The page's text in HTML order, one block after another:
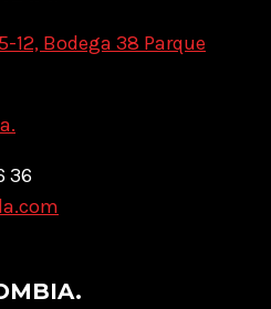
12, Bodega 38 Parque
36